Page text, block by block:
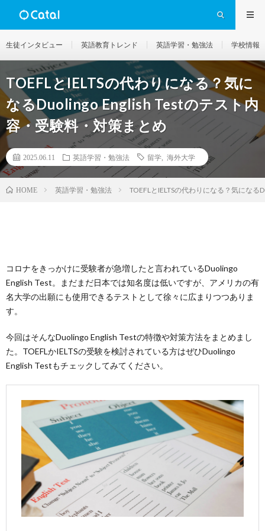
生徒インタビュー 英語教育トレンド 英語学習・勉強法 学校情報
TOEFLとIELTSの代わりになる？気に
なるDuolingo English Testのテスト内
容・受験料・対策まとめ
2025.06.11 英語学習・勉強法 留学 海外大学
HOME 英語学習・勉強法 TOEFLとIELTSの代わりになる？気にな
コロナをきっかけに受験者が急増したと言われているDuolingo
English Test。まだまだ日本では知名度は低いですが、アメリカの有
名大学の出願にも使用できるテストとして徐々に広まりつつありま
す。
今回はそんなDuolingo English Testの特徴や対策方法をまとめまし
た。TOEFLかIELTSの受験を検討されている方はぜひDuolingo
English Testもチェックしてみてください。